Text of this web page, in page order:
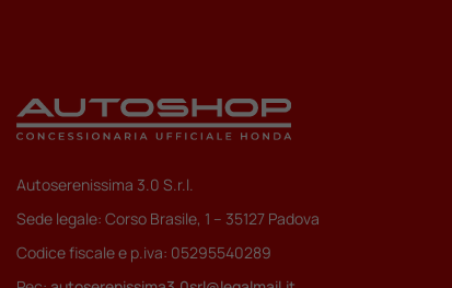
Autoserenissima 3.0 S.r.l.
Sede legale: Corso Brasile, 1 – 35127 Padova
Codice fiscale e p.iva: 05295540289